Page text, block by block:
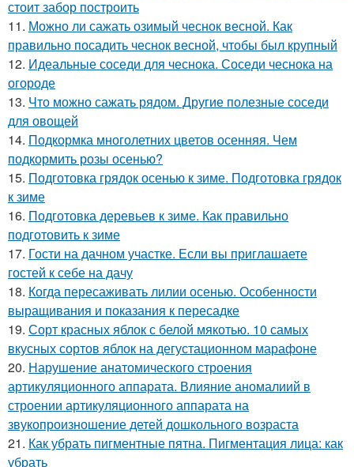
стоит забор построить
11. Можно ли сажать озимый чеснок весной. Как
правильно посадить чеснок весной, чтобы был крупный
12. Идеальные соседи для чеснока. Соседи чеснока на
огороде
13. Что можно сажать рядом. Другие полезные соседи
для овощей
14. Подкормка многолетних цветов осенняя. Чем
подкормить розы осенью?
15. Подготовка грядок осенью к зиме. Подготовка грядок
к зиме
16. Подготовка деревьев к зиме. Как правильно
подготовить к зиме
17. Гости на дачном участке. Если вы приглашаете
гостей к себе на дачу
18. Когда пересаживать лилии осенью. Особенности
выращивания и показания к пересадке
19. Сорт красных яблок с белой мякотью. 10 самых
вкусных сортов яблок на дегустационном марафоне
20. Нарушение анатомического строения
артикуляционного аппарата. Влияние аномалиий в
строении артикуляционного аппарата на
звукопроизношение детей дошкольного возраста
21. Как убрать пигментные пятна. Пигментация лица: как
убрать